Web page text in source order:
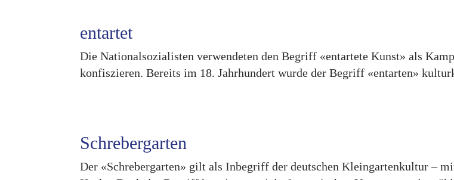
entartet
Die Nationalsozialisten verwendeten den Begriff «entartete Kunst» als
konfiszieren. Bereits im 18. Jahrhundert wurde der Begriff «entarten»
Schrebergarten
Der «Schrebergarten» gilt als Inbegriff der deutschen Kleingartenkultur –